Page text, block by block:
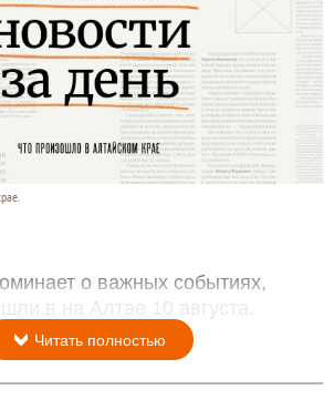
о важных событиях,
в на Алтае 10 августа.
Читать полностью